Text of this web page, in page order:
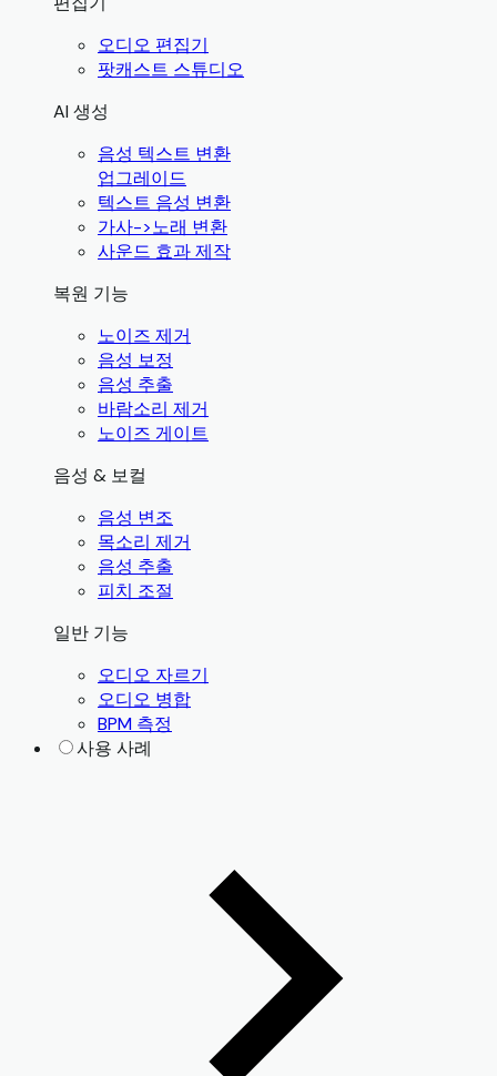
오디오 편집기
팟캐스트 스튜디오
AI 생성
음성 텍스트 변환
업그레이드
텍스트 음성 변환
가사->노래 변환
사운드 효과 제작
복원 기능
노이즈 제거
음성 보정
음성 추출
바람소리 제거
노이즈 게이트
음성 & 보컬
음성 변조
목소리 제거
음성 추출
피치 조절
일반 기능
오디오 자르기
오디오 병합
BPM 측정
사용 사례